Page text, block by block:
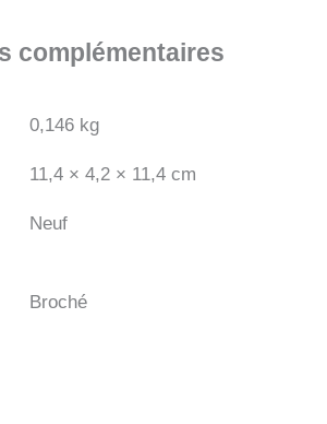
complémentaires
0,146 kg
11,4 × 4,2 × 11,4 cm
Neuf
Broché